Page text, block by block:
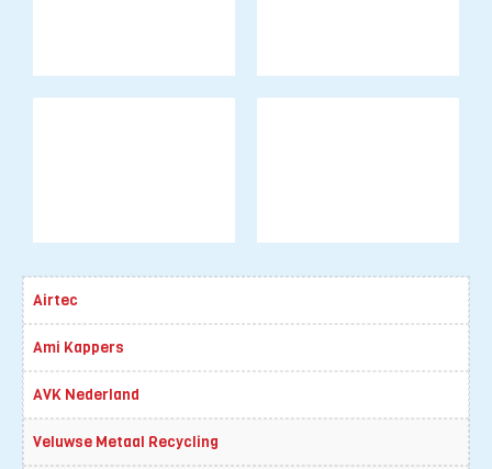
Airtec
Ami Kappers
AVK Nederland
Veluwse Metaal Recycling